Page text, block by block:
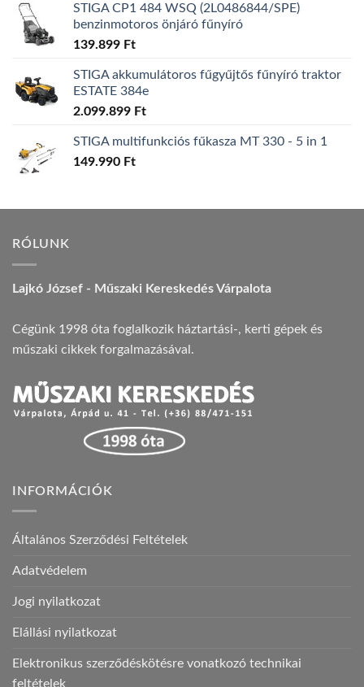
STIGA CP1 484 WSQ (2L0486844/SPE)
benzinmotoros önjáró fűnyíró
139.899 Ft
STIGA akkumulátoros fűgyűjtős fűnyíró traktor
ESTATE 384e
2.099.899 Ft
STIGA multifunkciós fűkasza MT 330 - 5 in 1
149.990 Ft
RÓLUNK
Lajkó József - Műszaki Kereskedés Várpalota
Cégünk 1998 óta foglalkozik háztartási-, kerti gépek és
műszaki cikkek forgalmazásával.
INFORMÁCIÓK
Általános Szerződési Feltételek
Adatvédelem
Jogi nyilatkozat
Elállási nyilatkozat
Elektronikus szerződéskötésre vonatkozó technikai
feltételek